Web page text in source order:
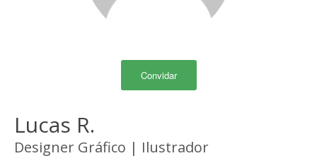
Convidar
Lucas R.
Designer Gráfico | Ilustrador